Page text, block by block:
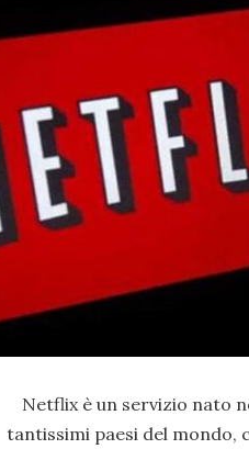
Netflix è un servizio nato
tantissimi paesi del mondo,